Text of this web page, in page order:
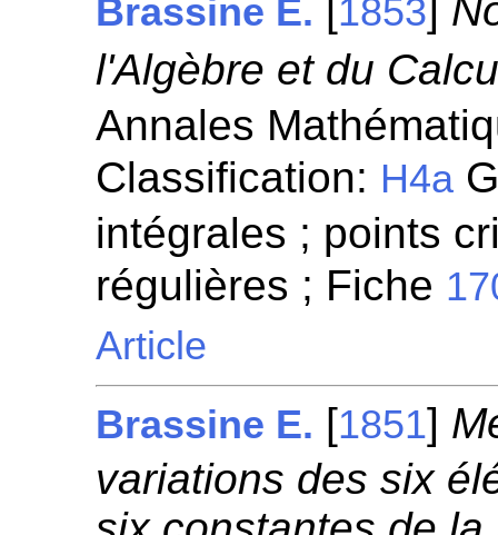
Brassine E. 1853
l'Algèbre et du
Annales
Classification: H4a
intégrales ; points
régulières ; Fiche
Article
Brassine E. [1851]
variations des six